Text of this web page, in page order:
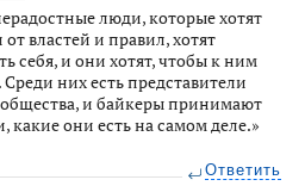
люди, которые хотят
властей и правил, хотят
себя, и они хотят, чтобы к ним
них есть представители
и байкеры принимают
какие они есть на самом деле.»
Ответить